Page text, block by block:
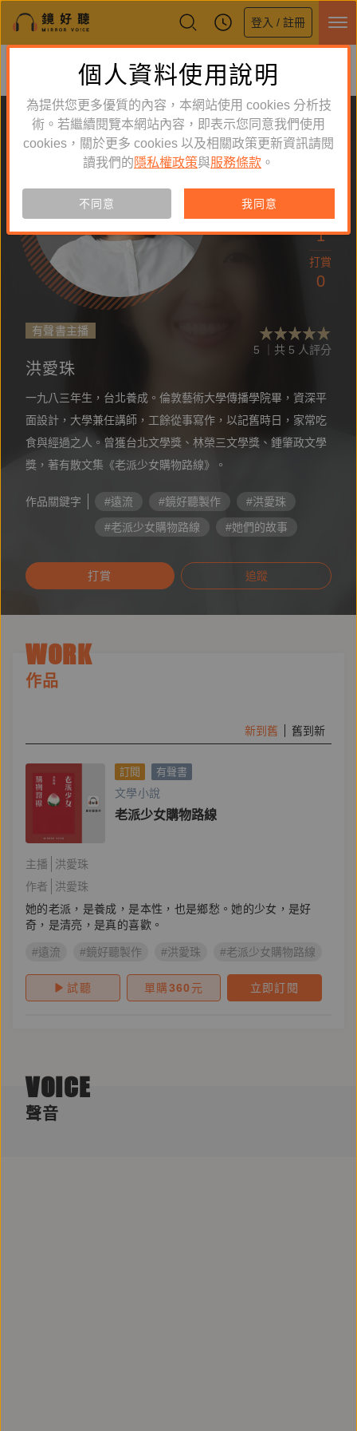
登入 / 註冊
鏡好聽全新APP上線
體驗全面升級，即刻下載
有聲書主播
5 ｜共 5 人評分
洪愛珠
一九八三年生，台北養成。倫敦藝術大學傳播學院畢，資深平
面設計，大學兼任講師，工餘從事寫作，以記舊時日，家常吃
食與經過之人。曾獲台北文學獎、林榮三文學獎、鍾肇政文學
獎，著有散文集《老派少女購物路線》。
作品關鍵字 #遠流 #鏡好聽製作
#洪愛珠
#老派少女購物路線
#她們的故事
55
作品
1
打賞
0
打賞 追蹤
WORK
作品
新到舊 舊到新
訂閱 有聲書
文學小說
老派少女購物路線
主播
洪愛珠
作者
洪愛珠
她的老派，是養成，是本性，也是鄉愁。她的少女，是好
奇，是清亮，是真的喜歡。
#遠流 #鏡好聽製作 #洪愛珠 #老派少女購物路線
試聽 單購360 元 立即訂閱
VOICE
聲音
個人資料使用說明
為提供您更多優質的內容，本網站使用 cookies 分析技
術。若繼續閱覽本網站內容，即表示您同意我們使用
cookies，關於更多 cookies 以及相關政策更新資訊請閱
讀我們的 隱私權政策與服務條款 。
不同意 我同意